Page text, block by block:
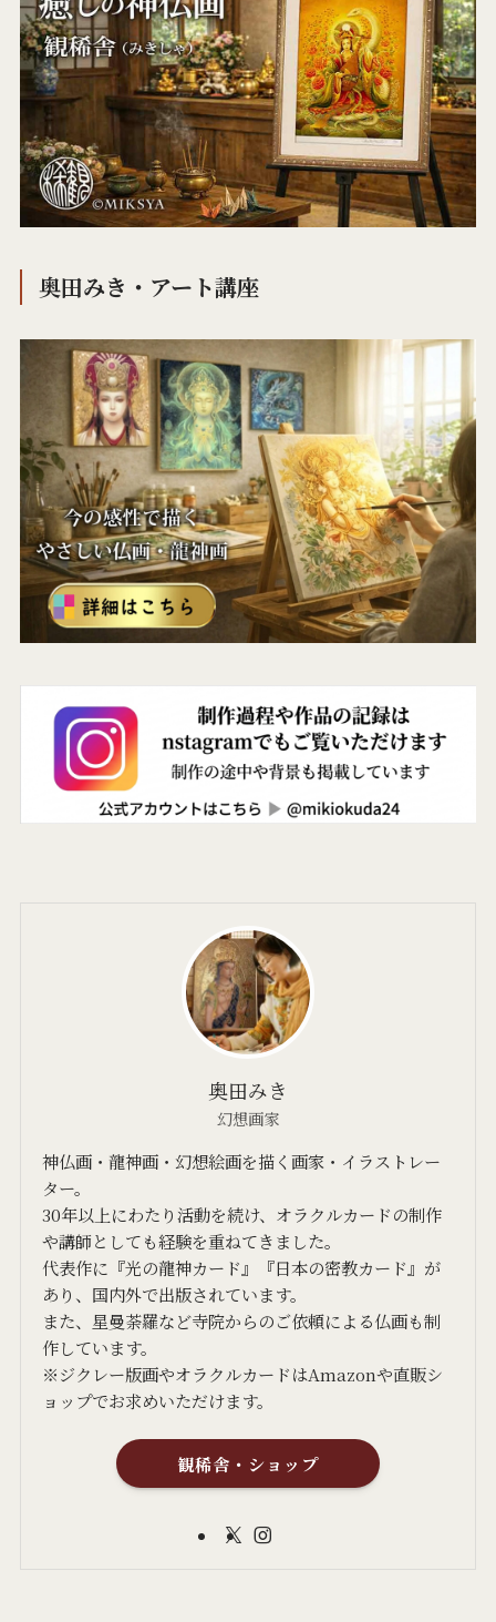
奥田みき・アート講座
奥田みき
幻想画家
神仏画・龍神画・幻想絵画を描く画家・イラストレー
ター。
30年以上にわたり活動を続け、オラクルカードの制作
や講師としても経験を重ねてきました。
代表作に『光の龍神カード』『日本の密教カード』が
あり、国内外で出版されています。
また、星曼荼羅など寺院からのご依頼による仏画も制
作しています。
※ジクレー版画やオラクルカードはAmazonや直販シ
ョップでお求めいただけます。
観稀舎・ショップ